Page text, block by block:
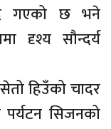
गएको छ भने
दृश्य सौन्दर्य
हिउँको चादर
सिजनको